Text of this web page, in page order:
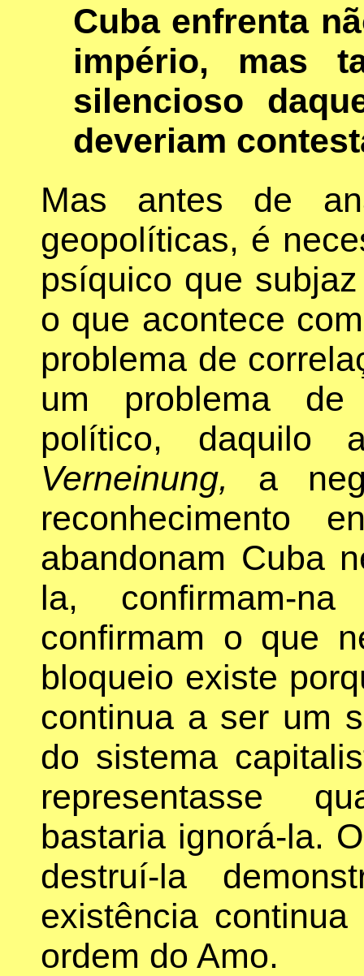
Cuba enfrenta
império, mas
silencioso
deveriam
Mas antes de
geopolíticas, é
psíquico que
o que acontece
problema de
um problema
político, daquilo
Verneinung,
a
reconhecimento
abandonam Cuba
la, confirmam-
confirmam o que
bloqueio existe
continua a ser um
do sistema
representasse
bastaria ignorá-la.
destruí-la
existência
ordem do Amo.